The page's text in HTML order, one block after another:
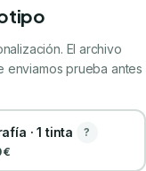
El archivo
enviamos prueba antes
· 1 tinta
?
€